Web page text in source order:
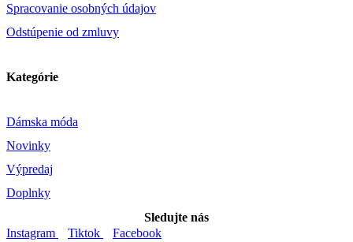
Spracovanie osobných údajov
Odstúpenie od zmluvy
Kategórie
Dámska móda
Novinky
Výpredaj
Doplnky
Sledujte nás
Instagram
Tiktok Facebook